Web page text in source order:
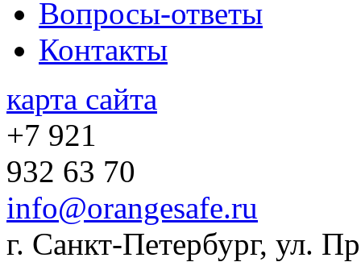
Вопросы-ответы
Контакты
карта сайта
+7 921
932 63 70
info@orangesafe.ru
г. Санкт-Петербург, ул.